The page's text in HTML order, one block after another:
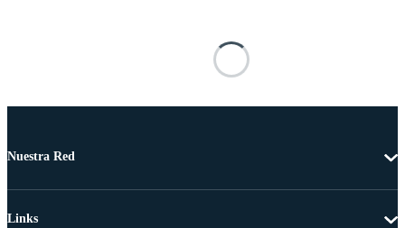
Nuestra Red
Links